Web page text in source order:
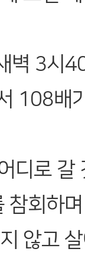
3시
108배
디로 갈
참회하
않고